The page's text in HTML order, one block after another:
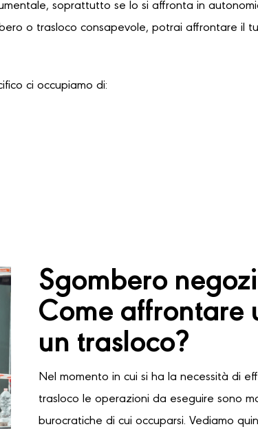
soprattutto se lo si affronta in
o trasloco consapevole, potrai affrontare il
ci occupiamo di:
Sgombero
Come affrontare
un trasloco?
Nel momento in cui si ha la necessità di
trasloco le operazioni da eseguire sono
burocratiche di cui occuparsi. Vediamo